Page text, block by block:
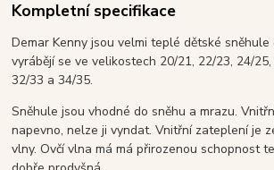
Kompletní specifikace
Demar Kenny jsou velmi teplé dětské
vyrábějí se ve velikostech 20/21, 22/23, 24/
32/33 a 34/35.
Sněhule jsou vhodné do sněhu a mrazu.
napevno, nelze ji vyndat. Vnitřní zateplení je
vlny. Ovčí vlna má má přirozenou schopnost